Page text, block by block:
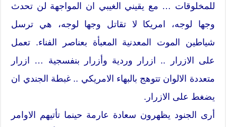
للمخلوقات … مع يقيني الغيبي ان المواجهة لن تحدث
وجها لوجه، امريكا لا تقاتل وجها لوجه، هي ترسل
شياطين الموت المعدنية المعبأة بعناصر الفناء. تعمل
على الازرار .. ازرار وردية وأزرار بنفسجية … ازرار
متعددة الالوان تتوهج بالبهاء الامريكي .. غبطة الجندي ان
يضغط على الازرار.
أرى الجنود يظهرون سعادة عارمة حينما تأتيهم الاوامر